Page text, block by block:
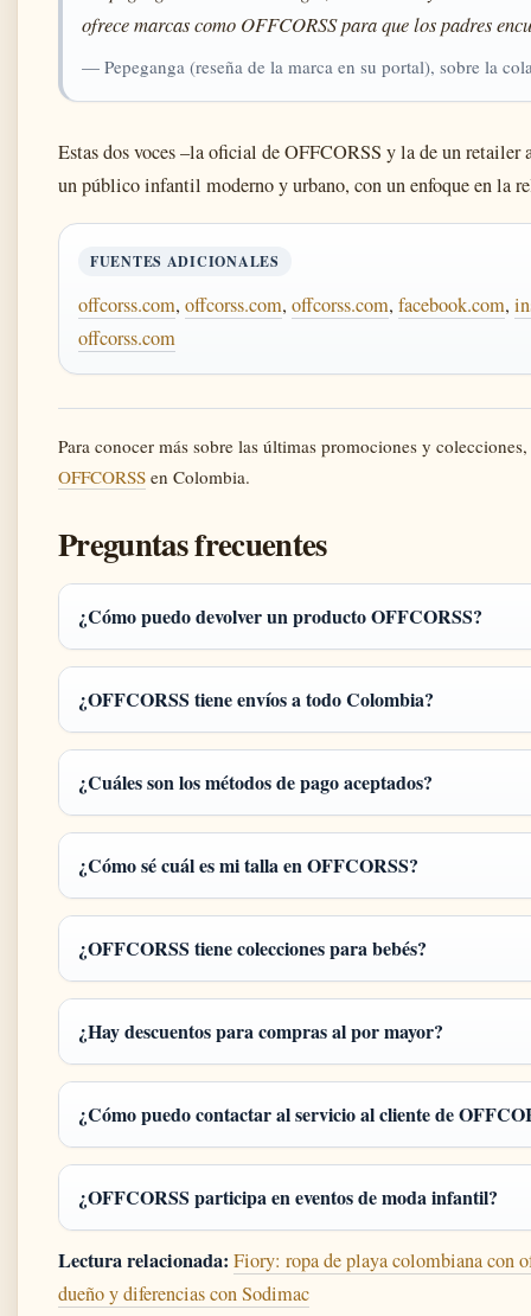
ofrece marcas como OFFCORSS para que los padres
— Pepeganga (reseña de la marca en su portal), sobre la
Estas dos voces –la oficial de OFFCORSS y la de un
un público infantil moderno y urbano, con un enfoque en la
FUENTES ADICIONALES
offcorss.com, offcorss.com, offcorss.com, facebook.com,
offcorss.com
Para conocer más sobre las últimas promociones y
OFFCORSS en Colombia.
Preguntas frecuentes
¿Cómo puedo devolver un producto OFFCORSS?
¿OFFCORSS tiene envíos a todo Colombia?
¿Cuáles son los métodos de pago aceptados?
¿Cómo sé cuál es mi talla en OFFCORSS?
¿OFFCORSS tiene colecciones para bebés?
¿Hay descuentos para compras al por mayor?
¿Cómo puedo contactar al servicio al cliente de
¿OFFCORSS participa en eventos de moda infantil?
Lectura relacionada: Fiory: ropa de playa colombiana con
dueño y diferencias con Sodimac